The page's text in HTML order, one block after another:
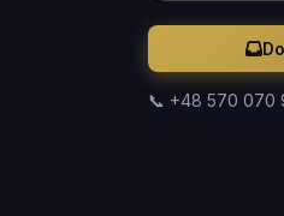
📞 +48 570 070